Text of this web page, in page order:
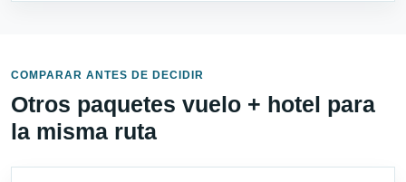
COMPARAR ANTES DE DECIDIR
Otros paquetes vuelo + hotel para
la misma ruta